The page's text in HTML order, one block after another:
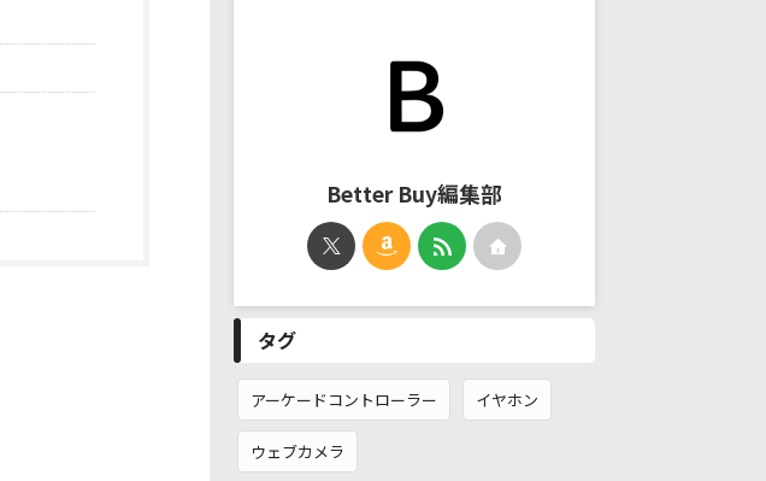
Better Buy編集部
タグ
アーケードコントローラー イヤホン
ウェブカメラ